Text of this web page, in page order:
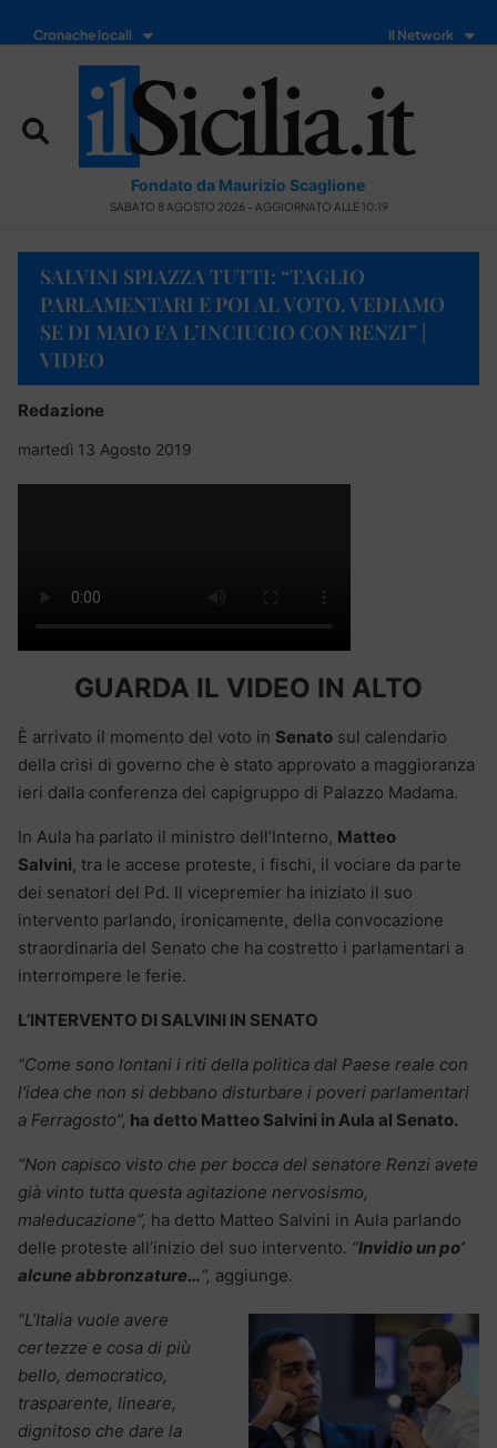
Cronache locali Il Network
Fondato da Maurizio Scaglione
SABATO 8 AGOSTO 2026 - AGGIORNATO ALLE 10:19
SALVINI SPIAZZA TUTTI: “TAGLIO
PARLAMENTARI E POI AL VOTO. VEDIAMO
SE DI MAIO FA L’INCIUCIO CON RENZI” |
VIDEO
Redazione
martedì 13 Agosto 2019
GUARDA IL VIDEO IN ALTO
È arrivato il momento del voto in Senato sul calendario
della crisi di governo che è stato approvato a maggioranza
ieri dalla conferenza dei capigruppo di Palazzo Madama.
In Aula ha parlato il ministro dell’Interno, Matteo
Salvini, tra le accese proteste, i fischi, il vociare da parte
dei senatori del Pd. Il vicepremier ha iniziato il suo
intervento parlando, ironicamente, della convocazione
straordinaria del Senato che ha costretto i parlamentari a
interrompere le ferie.
L’INTERVENTO DI SALVINI IN SENATO
“Come sono lontani i riti della politica dal Paese reale con
l’idea che non si debbano disturbare i poveri parlamentari
a Ferragosto”, ha detto Matteo Salvini in Aula al Senato.
“Non capisco visto che per bocca del senatore Renzi avete
già vinto tutta questa agitazione nervosismo,
maleducazione”, ha detto Matteo Salvini in Aula parlando
delle proteste all’inizio del suo intervento. “Invidio un po’
alcune abbronzature…“, aggiunge.
“L’Italia vuole avere
certezze e cosa di più
bello, democratico,
trasparente, lineare,
dignitoso che dare la